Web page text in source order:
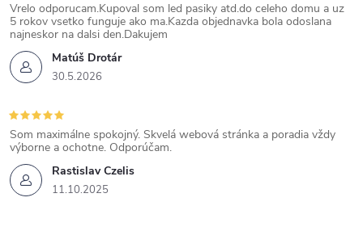
Matúš Drotár
30.5.2026
Vrelo odporucam.Kupoval som led pasiky atd.do celeho domu a uz
5 rokov vsetko funguje ako ma.Kazda objednavka bola odoslana
najneskor na dalsi den.Dakujem
Rastislav Czelis
11.10.2025
Som maximálne spokojný. Skvelá webová stránka a poradia vždy
výborne a ochotne. Odporúčam.